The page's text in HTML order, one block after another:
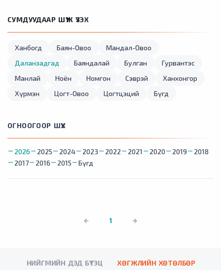
СУМДУУДААР ШҮҮЖ ҮЗЭХ
Ханбогд Баян-Овоо
Мандал-Овоо
Даланзадгад
Баяндалай Булган
Гурвантэс
Манлай
Ноён Номгон Сэврэй
Ханхонгор
Хүрмэн
Цогт-Овоо Цогтцэций Бүгд
ОГНООГООР ШҮҮХ
2026 2025 2024 2023 2022 2021 2020 2019
2018
2017
2016 2015 Бүгд
1
НИЙГМИЙН ДЭД БҮТЭЦ ХӨГЖЛИЙН ХӨТӨЛБӨР